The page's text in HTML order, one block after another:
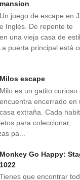
mansion
Un juego de escape en
e Inglés. De repente te
una vieja casa de
puerta principal está
Milos escape
Milo es un gatito curioso
encuentra encerrado en
casa extraña. Cada
para coleccionar,
pa...
Monkey Go Happy:
1022
Tienes que encontrar